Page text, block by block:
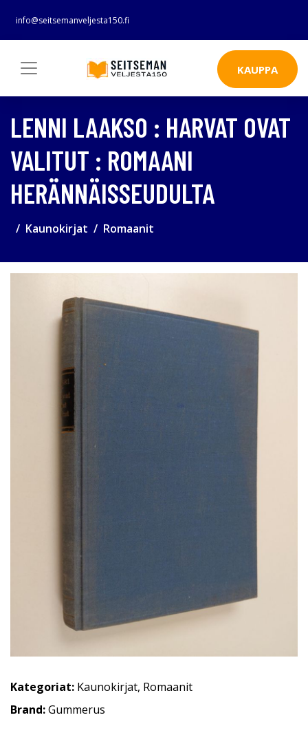
info@seitsemanveljesta150.fi
KAUPPA
LENNI LAAKSO : HARVAT OVAT
VALITUT : ROMAANI
HERÄNNÄISSEUDULTA
Kaunokirjat Romaanit
Kategoriat: Kaunokirjat, Romaanit
Brand:Gummerus